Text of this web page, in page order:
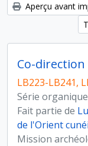
Aperçu avant
LB223-LB241,
Série organique
Fait partie de
de l'Orient
Mission